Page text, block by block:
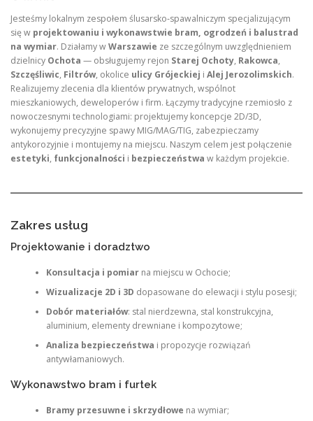
Jesteśmy lokalnym zespołem ślusarsko‑spawalniczym specjalizującym
się w projektowaniu i wykonawstwie bram, ogrodzeń i balustrad
na wymiar. Działamy wWarszawie ze szczególnym uwzględnieniem
dzielnicy Ochota — obsługujemy rejon Starej Ochoty, Rakowca,
Szczęśliwic, Filtrów, okolice ulicy Grójeckiej i Alej Jerozolimskich.
Realizujemy zlecenia dla klientów prywatnych, wspólnot
mieszkaniowych, deweloperów i firm. Łączymy tradycyjne rzemiosło z
nowoczesnymi technologiami: projektujemy koncepcje 2D/3D,
wykonujemy precyzyjne spawy MIG/MAG/TIG, zabezpieczamy
antykorozyjnie i montujemy na miejscu. Naszym celem jest połączenie
estetyki, funkcjonalności i bezpieczeństwa w każdym projekcie.
Zakres usług
Projektowanie i doradztwo
Konsultacja i pomiarna miejscu w Ochocie;
Wizualizacje 2D i 3D dopasowane do elewacji i stylu posesji;
Dobór materiałów: stal nierdzewna, stal konstrukcyjna,
aluminium, elementy drewniane i kompozytowe;
Analiza bezpieczeństwa i propozycje rozwiązań
antywłamaniowych.
Wykonawstwo bram i furtek
Bramy przesuwne i skrzydłowe na wymiar;